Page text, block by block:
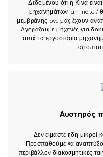
Δεδομένου ότι η Κίνα
μηχανημάτων laminate /
μεμβράνης pvc μας έχουν
Αγοράζουμε μηχανές για
αυτά τα εργοστάσια
Αυστηρός
Δεν είμαστε ήδη μικροί
Προσπαθούμε να
περιβάλλον διακοσμητικές